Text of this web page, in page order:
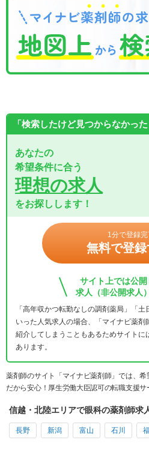
「検索したけど見つからなかった
あなたの
希望条件に合う
理想の求人
をお探しします！
1分で登録完
無料で登録
サイト上では公
求人（非公開求人
「高年収かつ転勤なしの調剤薬局」「
いった人気求人の場合、「マイナビ薬
紹介してしまうこともあるためサイトに
あります。
薬剤師のサイト「マイナビ薬剤師」では、
だから安心！厚生労働大臣認可の転職支援サ
信越・北陸エリアで眼科の薬剤師求
長野 新潟 富山 石川